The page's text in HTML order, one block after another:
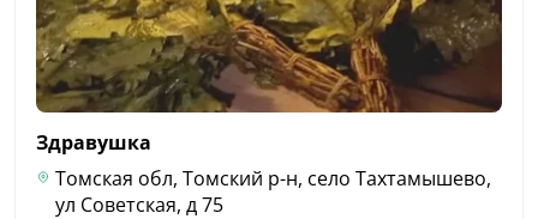
Здравушка
Томская обл, Томский р-н, село Тахтамышево,
ул Советская, д 75